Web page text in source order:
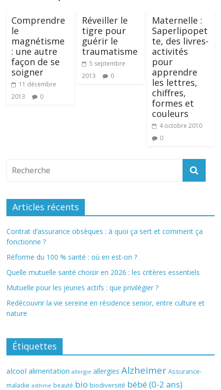
Comprendre
le
magnétisme
: une autre
façon de se
soigner
11 décembre
2013
0
Réveiller le
tigre pour
guérir le
traumatisme
5 septembre
2013
0
Maternelle :
Saperlipopet
te, des livres-
activités
pour
apprendre
les lettres,
chiffres,
formes et
couleurs
4 octobre 2010
0
Articles récents
Contrat d’assurance obsèques : à quoi ça sert et comment ça
fonctionne ?
Réforme du 100 % santé : où en est-on ?
Quelle mutuelle santé choisir en 2026 : les critères essentiels
Mutuelle pour les jeunes actifs : que privilégier ?
Redécouvrir la vie sereine en résidence senior, entre culture et
nature
Étiquettes
alcool alimentation allergie allergies Alzheimer Assurance-
maladie asthme beauté bio biodiversité bébé (0-2 ans)